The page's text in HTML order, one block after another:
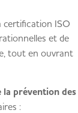
certification ISO
et de
tout en ouvrant
la prévention des
: